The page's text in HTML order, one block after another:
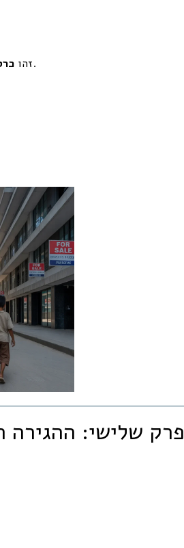
זהו– ולכן גם בכושר יצירת הביקוש העתידי לדיור.
פרק שלישי: ההגירה